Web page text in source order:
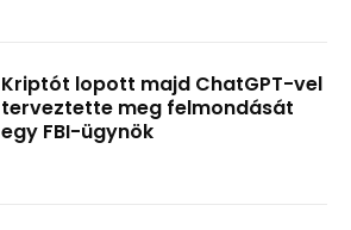
Kriptót lopott majd ChatGPT-vel
terveztette meg felmondását
egy FBI-ügynök